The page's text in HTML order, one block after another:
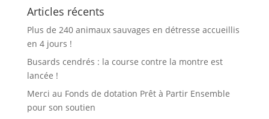
Articles récents
Plus de 240 animaux sauvages en détresse accueillis
en 4 jours !
Busards cendrés : la course contre la montre est
lancée !
Merci au Fonds de dotation Prêt à Partir Ensemble
pour son soutien